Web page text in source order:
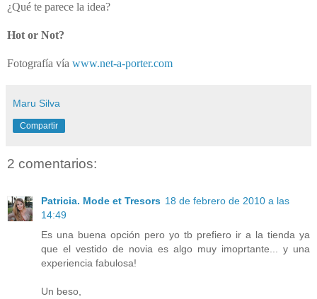
¿Qué te parece la idea?
Hot or Not?
Fotografía vía www.net-a-porter.com
Maru Silva
Compartir
2 comentarios:
Patricia. Mode et Tresors 18 de febrero de 2010 a las
14:49
Es una buena opción pero yo tb prefiero ir a la tienda ya
que el vestido de novia es algo muy imoprtante... y una
experiencia fabulosa!
Un beso,